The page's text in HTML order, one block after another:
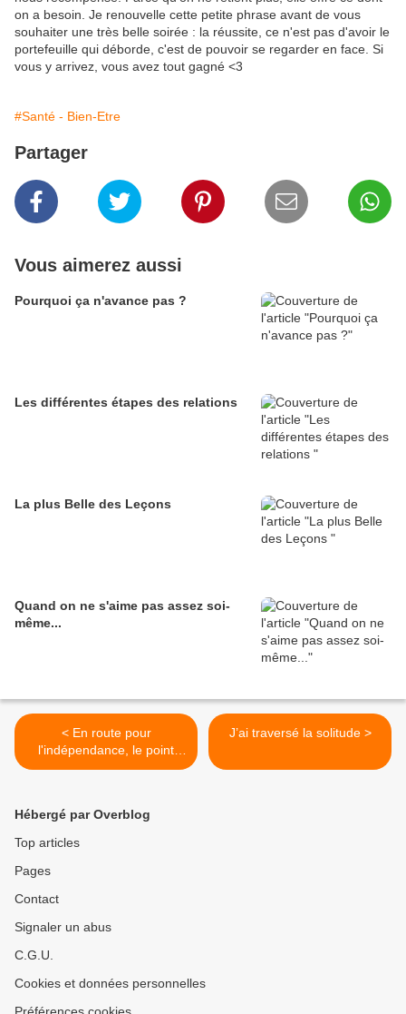
on a besoin. Je renouvelle cette petite phrase avant de vous
souhaiter une très belle soirée : la réussite, ce n'est pas d'avoir le
portefeuille qui déborde, c'est de pouvoir se regarder en face. Si
vous y arrivez, vous avez tout gagné <3
#Santé - Bien-Etre
Partager
Vous aimerez aussi
Pourquoi ça n'avance pas ?
Les différentes étapes des relations
La plus Belle des Leçons
Quand on ne s'aime pas assez soi-
même...
< En route pour
l'indépendance, le point
n°13 : les bienfaits de la
J’ai traversé la solitude >
Hébergé par Overblog
Top articles
Pages
Contact
Signaler un abus
C.G.U.
Cookies et données personnelles